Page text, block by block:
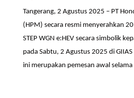
Tangerang, 2 Agustus 2025 – PT
(HPM) secara resmi menyerahkan
STEP WGN e:HEV secara simbolik
pada Sabtu, 2 Agustus 2025 di
ini merupakan pemesan awal